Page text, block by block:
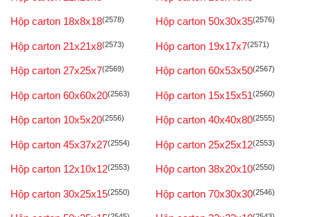
Hộp carton 18x8x18(2578) Hộp carton 50x30x35(2576)
Hộp carton 21x21x8(2573) Hộp carton 19x17x7(2571)
Hộp carton 27x25x7(2569) Hộp carton 60x53x50(2567)
Hộp carton 60x60x20(2563) Hộp carton 15x15x51(2560)
Hộp carton 10x5x20(2556) Hộp carton 40x40x80(2555)
Hộp carton 45x37x27(2554) Hộp carton 25x25x12(2553)
Hộp carton 12x10x12(2553) Hộp carton 38x20x10(2550)
Hộp carton 30x25x15(2550) Hộp carton 70x30x30(2546)